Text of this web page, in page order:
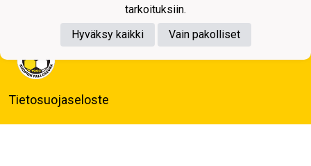
Tietosuojaseloste
tarkoituksiin.
Hyväksy kaikki
Vain pakolliset